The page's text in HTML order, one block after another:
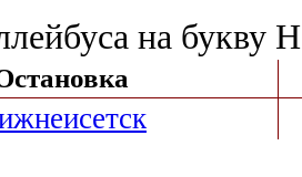
на букву Н